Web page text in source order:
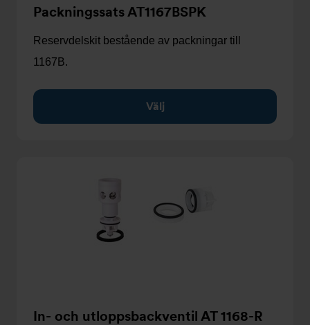
Packningssats AT1167BSPK
Reservdelskit bestående av packningar till
1167B.
Välj
In- och utloppsbackventil AT 1168-R